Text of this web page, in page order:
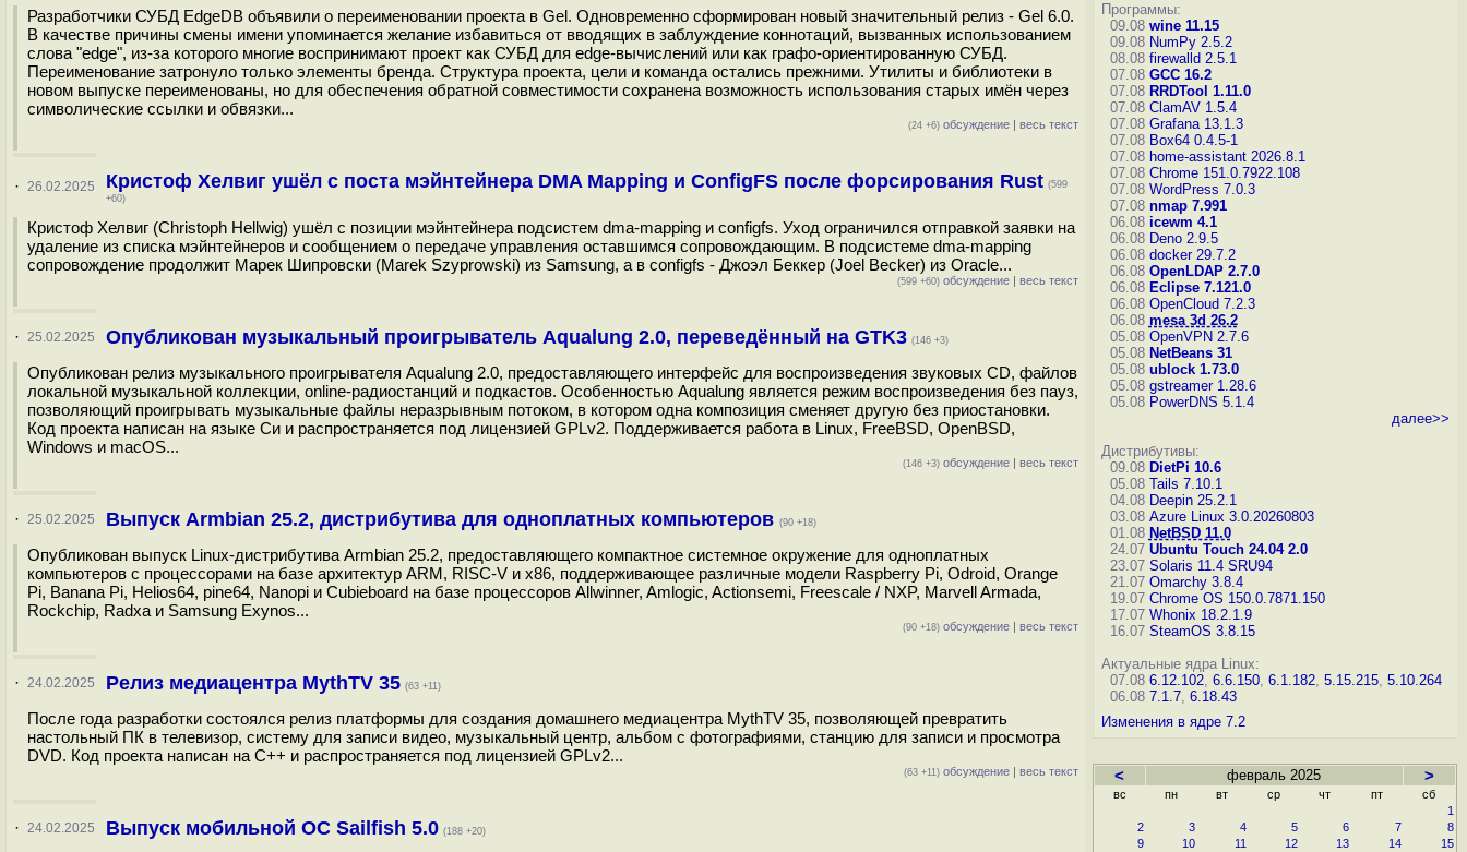
Разработчики СУБД EdgeDB объявили о переименовании проекта в Gel. Одновременно сформирован новый значительный релиз - Gel 6.0.
В качестве причины смены имени упоминается желание избавиться от вводящих в заблуждение коннотаций, вызванных использованием
слова "еdge", из-за которого многие воспринимают проект как СУБД для edge-вычислений или как графо-ориентированную СУБД.
Переименование затронуло только элементы бренда. Структура проекта, цели и команда остались прежними. Утилиты и библиотеки в
новом выпуске переименованы, но для обеспечения обратной совместимости сохранена возможность использования старых имён через
символические ссылки и обвязки...
(24 +6) обсуждение | весь текст
· 26.02.2025 Кристоф Хелвиг ушёл с поста мэйнтейнера DMA Mapping и ConfigFS после форсирования Rust (599
+60)
Кристоф Хелвиг (Christoph Hellwig) ушёл с позиции мэйнтейнера подсистем dma-mapping и configfs. Уход ограничился отправкой заявки на
удаление из списка мэйнтейнеров и сообщением о передаче управления оставшимся сопровождающим. В подсистеме dma-mapping
сопровождение продолжит Марек Шипровски (Marek Szyprowski) из Samsung, а в configfs - Джоэл Беккер (Joel Becker) из Oracle...
(599 +60) обсуждение | весь текст
· 25.02.2025 Опубликован музыкальный проигрыватель Aqualung 2.0, переведённый на GTK3 (146 +3)
Опубликован релиз музыкального проигрывателя Aqualung 2.0, предоставляющего интерфейс для воспроизведения звуковых CD, файлов
локальной музыкальной коллекции, online-радиостанций и подкастов. Особенностью Aqualung является режим воспроизведения без пауз,
позволяющий проигрывать музыкальные файлы неразрывным потоком, в котором одна композиция сменяет другую без приостановки.
Код проекта написан на языке Си и распространяется под лицензией GPLv2. Поддерживается работа в Linux, FreeBSD, OpenBSD,
Windows и macOS...
(146 +3) обсуждение | весь текст
· 25.02.2025 Выпуск Armbian 25.2, дистрибутива для одноплатных компьютеров (90 +18)
Опубликован выпуск Linux-дистрибутива Armbian 25.2, предоставляющего компактное системное окружение для одноплатных
компьютеров с процессорами на базе архитектур ARM, RISC-V и x86, поддерживающее различные модели Raspberry Pi, Odroid, Orange
Pi, Banana Pi, Helios64, pine64, Nanopi и Cubieboard на базе процессоров Allwinner, Amlogic, Actionsemi, Freescale / NXP, Marvell Armada,
Rockchip, Radxa и Samsung Exynos...
(90 +18) обсуждение | весь текст
· 24.02.2025 Релиз медиацентра MythTV 35 (63 +11)
После года разработки состоялся релиз платформы для создания домашнего медиацентра MythTV 35, позволяющей превратить
настольный ПК в телевизор, систему для записи видео, музыкальный центр, альбом с фотографиями, станцию для записи и просмотра
DVD. Код проекта написан на С++ и распространяется под лицензией GPLv2...
(63 +11) обсуждение | весь текст
· 24.02.2025 Выпуск мобильной ОС Sailfish 5.0 (188 +20)
Программы:
09.08 wine 11.15
09.08 NumPy 2.5.2
08.08 firewalld 2.5.1
07.08 GCC 16.2
07.08 RRDTool 1.11.0
07.08 ClamAV 1.5.4
07.08 Grafana 13.1.3
07.08 Box64 0.4.5-1
07.08 home-assistant 2026.8.1
07.08 Chrome 151.0.7922.108
07.08 WordPress 7.0.3
07.08 nmap 7.991
06.08 icewm 4.1
06.08 Deno 2.9.5
06.08 docker 29.7.2
06.08 OpenLDAP 2.7.0
06.08 Eclipse 7.121.0
06.08 OpenCloud 7.2.3
06.08 mesa 3d 26.2
05.08 OpenVPN 2.7.6
05.08 NetBeans 31
05.08 ublock 1.73.0
05.08 gstreamer 1.28.6
05.08 PowerDNS 5.1.4
далее>>
Дистрибутивы:
09.08 DietPi 10.6
05.08 Tails 7.10.1
04.08 Deepin 25.2.1
03.08 Azure Linux 3.0.20260803
01.08 NetBSD 11.0
24.07 Ubuntu Touch 24.04 2.0
23.07 Solaris 11.4 SRU94
21.07 Omarchy 3.8.4
19.07 Chrome OS 150.0.7871.150
17.07 Whonix 18.2.1.9
16.07 SteamOS 3.8.15
Актуальные ядра Linux:
07.08 6.12.102, 6.6.150, 6.1.182, 5.15.215, 5.10.264
06.08 7.1.7, 6.18.43
Изменения в ядре 7.2
< февраль 2025 >
вс пн вт ср чт пт
сб
1
2
3 4 5 6 7
8
9
10 11 12 13 14
15